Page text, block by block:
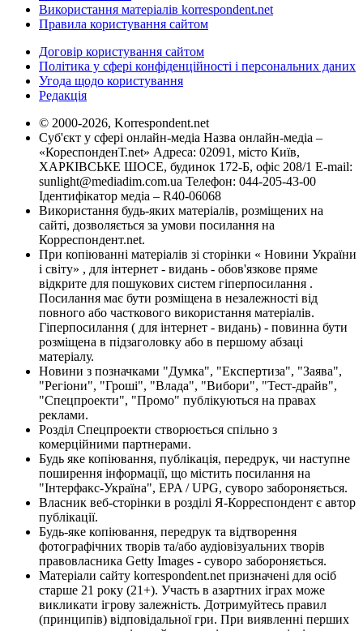
Використання матеріалів korrespondent.net
Правила користування сайтом
Договір користування сайтом
Політика у сфері конфіденційності і персональних даних
Угода щодо користування
Редакція
© 2000-2026, Korrespondent.net
Суб'єкт у сфері онлайн-медіа Назва онлайн-медіа –
«КореспонденТ.net» Адреса: 02091, місто Київ,
ХАРКІВСЬКЕ ШОСЕ, будинок 172-Б, офіс 208/1 E-mail:
sunlight@mediadim.com.ua Телефон: 044-205-43-00
Ідентифікатор медіа – R40-06068
Використання будь-яких матеріалів, розміщених на
сайті, дозволяється за умови посилання на
Корреспондент.net.
При копіюванні матеріалів зі сторінки « Новини України
і світу» , для інтернет - видань - обов'язкове пряме
відкрите для пошукових систем гіперпосилання .
Посилання має бути розміщена в незалежності від
повного або часткового використання матеріалів.
Гіперпосилання ( для інтернет - видань) - повинна бути
розміщена в підзаголовку або в першому абзаці
матеріалу.
Новини з позначками "Думка", "Експертиза", "Заява",
"Регіони", "Гроші", "Влада", "Вибори", "Тест-драйв",
"Спецпроекти", "Промо" публікуються на правах
реклами.
Розділ Спецпроекти створюється спільно з
комерційними партнерами.
Будь яке копіювання, публікація, передрук, чи наступне
поширення інформації, що містить посилання на
"Інтерфакс-Україна", EPA / UPG, суворо забороняється.
Власник веб-сторінки в розділі Я-Корреспондент є автор
публікації.
Будь-яке копіювання, передрук та відтворення
фотографічних творів та/або аудіовізуальних творів
правовласника Getty Images - суворо забороняється.
Матеріали сайту korrespondent.net призначені для осіб
старше 21 року (21+). Участь в азартних іграх може
викликати ігрову залежність. Дотримуйтесь правил
(принципів) відповідальної гри. При виявленні перших